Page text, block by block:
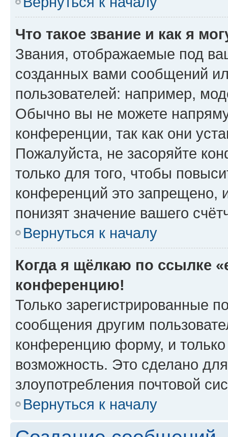
Что такое звание и как я
Звания, отображаемые под
созданных вами сообщений
пользователей: например,
Обычно вы не можете
конференции, так как они
Пожалуйста, не засоряйте
только для того, чтобы
конференций это запрещено,
понизят значение вашего
Вернуться к началу
Когда я щёлкаю по ссылке
конференцию!
Только зарегистрированные
сообщения другим
конференцию форму, и
возможность. Это сделано
злоупотребления почтовой
Вернуться к началу